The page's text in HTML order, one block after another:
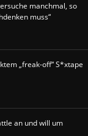
manchmal, so
muss“
„freak-off“ S*xtape
an und will um